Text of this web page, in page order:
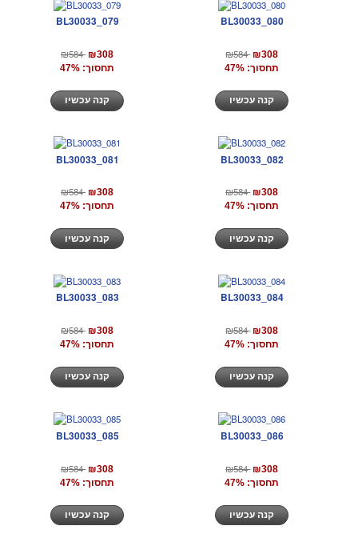
BL30033_079
₪584 ₪308
תחסוך: 47%
BL30033_080
₪584 ₪308
תחסוך: 47%
BL30033_081
₪584 ₪308
תחסוך: 47%
BL30033_082
₪584 ₪308
תחסוך: 47%
BL30033_083
₪584 ₪308
תחסוך: 47%
BL30033_084
₪584 ₪308
תחסוך: 47%
BL30033_085
₪584 ₪308
תחסוך: 47%
BL30033_086
₪584 ₪308
תחסוך: 47%